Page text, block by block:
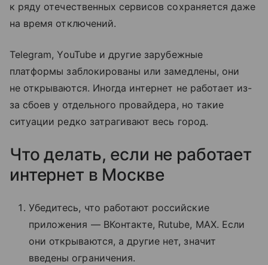
к ряду отечественных сервисов сохраняется даже
на время отключений.
Telegram, YouTube и другие зарубежные
платформы заблокированы или замедлены, они
не открываются. Иногда интернет не работает из-
за сбоев у отдельного провайдера, но такие
ситуации редко затрагивают весь город.
Что делать, если не работает
интернет в Москве
Убедитесь, что работают российские
приложения — ВКонтакте, Rutube, MAX. Если
они открываются, а другие нет, значит
введены ограничения.